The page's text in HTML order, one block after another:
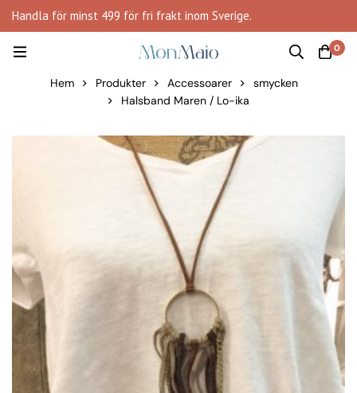
Handla för minst 499 för fri frakt inom Sverige.
0
Hem Produkter Accessoarer
smycken
Halsband Maren / Lo-ika